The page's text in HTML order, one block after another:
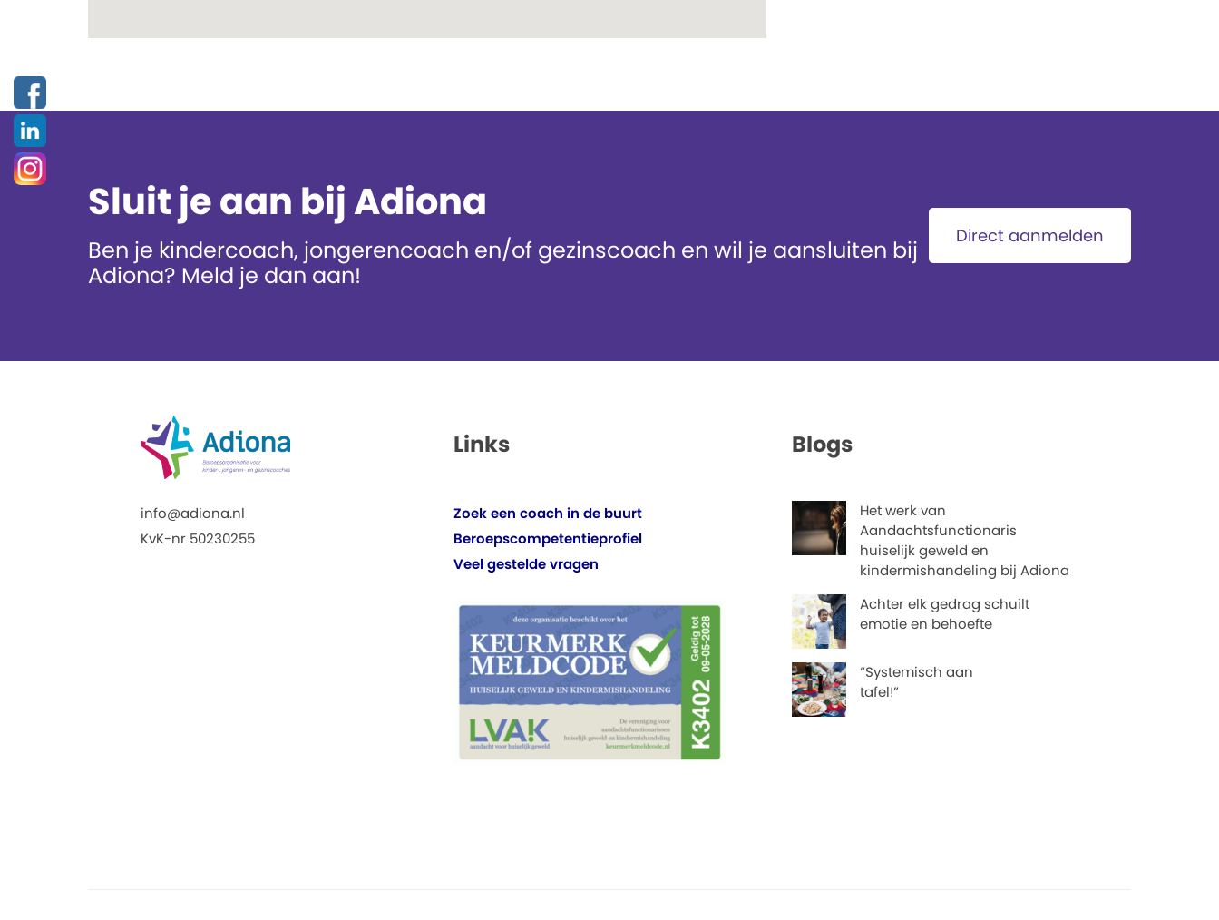
Sluit je aan bij Adiona
Ben je kindercoach, jongerencoach en/of gezinscoach en wil je aansluiten bij
Adiona? Meld je dan aan!
Direct aanmelden
info@adiona.nl
KvK-nr 50230255
Links
Zoek een coach in de buurt
Beroepscompetentieprofiel
Veel gestelde vragen
Blogs
Het werk van
Aandachtsfunctionaris
huiselijk geweld en
kindermishandeling bij Adiona
Achter elk gedrag schuilt
emotie en behoefte
“Systemisch aan
tafel!”